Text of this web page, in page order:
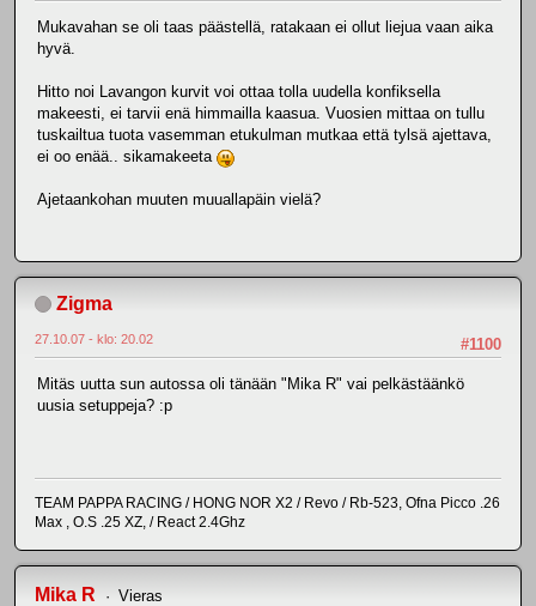
Mukavahan se oli taas päästellä, ratakaan ei ollut liejua vaan aika
hyvä.
Hitto noi Lavangon kurvit voi ottaa tolla uudella konfiksella
makeesti, ei tarvii enä himmailla kaasua. Vuosien mittaa on tullu
tuskailtua tuota vasemman etukulman mutkaa että tylsä ajettava,
ei oo enää.. sikamakeeta
Ajetaankohan muuten muuallapäin vielä?
Zigma
#1100
27.10.07 - klo: 20.02
Mitäs uutta sun autossa oli tänään "Mika R" vai pelkästäänkö
uusia setuppeja? :p
TEAM PAPPA RACING / HONG NOR X2 / Revo / Rb-523, Ofna Picco .26
Max , O.S .25 XZ, / React 2.4Ghz
Mika R Vieras